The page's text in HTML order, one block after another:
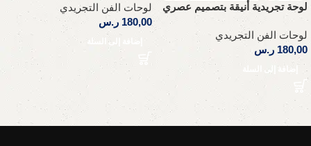
لوحة تجريدية أنيقة بتصميم عصري
لوحات الفن التجريدي
180,00 ر.س
إضافة إلى السلة
لوحات الفن التجريدي
180,00 ر.س
إضافة إلى السلة
Read More